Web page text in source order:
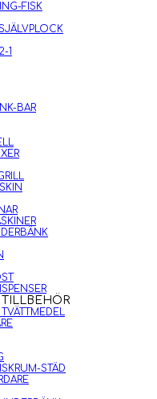
FISK
1
BAR
TILLBEHÖR
STÄD